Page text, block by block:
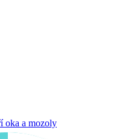
oka a mozoly